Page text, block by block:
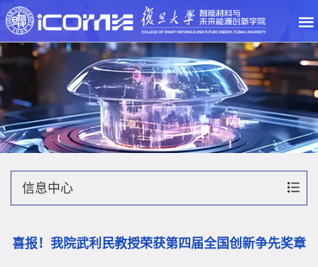
信息中心
喜报！我院武利民教授荣获第四届全国创新争先奖章